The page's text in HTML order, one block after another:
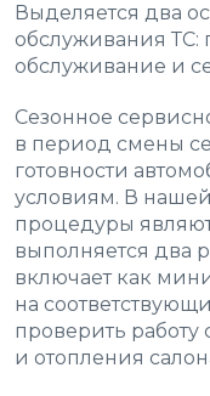
Выделяется два
обслуживания ТС:
обслуживание и
Сезонное
в период смены
готовности
условиям. В
процедуры
выполняется два
включает как
на
проверить
и отопления